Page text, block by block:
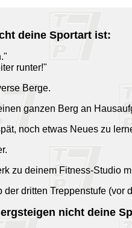
deine Sportart ist:
runter!"
Berge.
ganzen Berg an
noch etwas Neues zu
zu deinem Fitness-Studio
dritten Treppenstufe (vor
nicht deine